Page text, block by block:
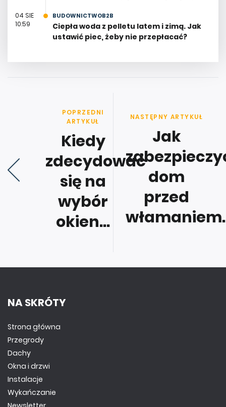
04 SIE
10:59
BUDOWNICTWOB2B
Ciepła woda z pelletu latem i zimą. Jak
ustawić piec, żeby nie przepłacać?
POPRZEDNI
ARTYKUŁ
Kiedy
zdecydować
się na
wybór
okien...
NASTĘPNY ARTYKUŁ
Jak
dom
przed
NA SKRÓTY
Strona główna
Przegrody
Dachy
Okna i drzwi
Instalacje
Wykańczanie